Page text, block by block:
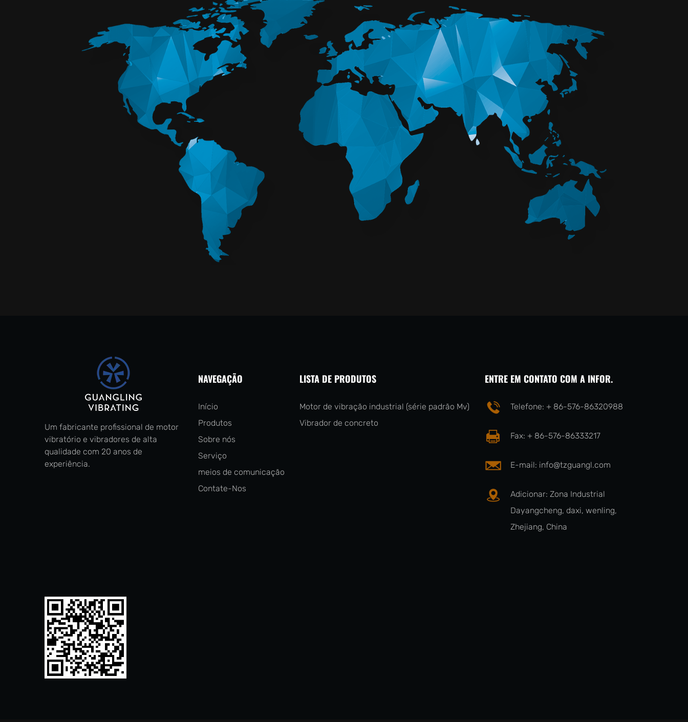
Um fabricante profissional de motor
vibratório e vibradores de alta
qualidade com 20 anos de
experiência.
NAVEGAÇÃO
Início
Produtos
Sobre nós
Serviço
meios de comunicação
Contate-Nos
LISTA DE PRODUTOS
Motor de vibração industrial (série padrão Mv)
Vibrador de concreto
ENTRE EM CONTATO COM A INFOR.
Telefone: + 86-576-86320988
Fax: + 86-576-86333217
E-mail: info@tzguangl.com
Adicionar: Zona Industrial
Dayangcheng, daxi, wenling,
Zhejiang, China